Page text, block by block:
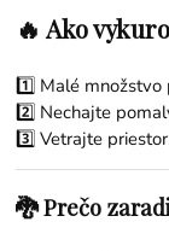
🔥 Ako
1️⃣ Malé množstvo
2️⃣ Nechajte
3️⃣ Vetrajte
🐉 Prečo